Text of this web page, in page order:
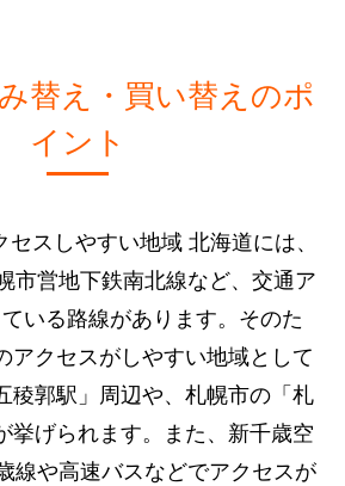
替え・買い替えのポ
イント
セスしやすい地域 北海道には、
市営地下鉄南北線など、交通ア
いる路線があります。そのた
アクセスがしやすい地域として
稜郭駅」周辺や、札幌市の「札
挙げられます。また、新千歳空
線や高速バスなどでアクセスが